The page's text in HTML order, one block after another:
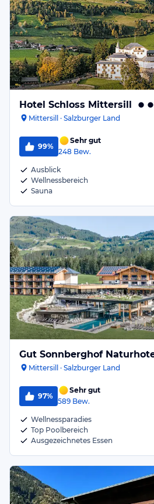
Hotel Schloss Mittersill
Mittersill · Salzburger Land
99%
Sehr gut
248 Bew.
Ausblick
Wellnessbereich
Sauna
Gut Sonnberghof
Mittersill · Salzburger Land
97%
Sehr gut
589 Bew.
Wellnessparadies
Top Poolbereich
Ausgezeichnetes Essen